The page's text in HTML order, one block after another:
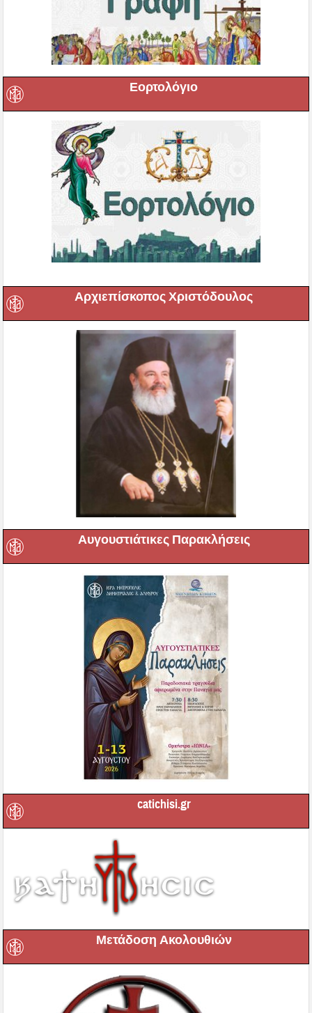
Εορτολόγιο
Αρχιεπίσκοπος Χριστόδουλος
Αυγουστιάτικες Παρακλήσεις
catichisi.gr
Μετάδοση Ακολουθιών